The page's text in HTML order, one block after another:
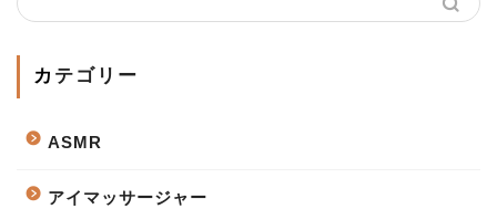
カテゴリー
ASMR
アイマッサージャー